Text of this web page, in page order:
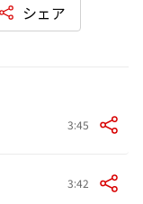
シェア
3:45
3:42